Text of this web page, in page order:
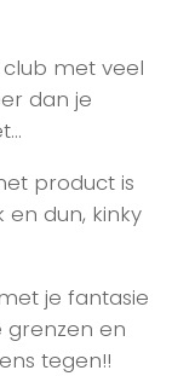
met veel
dan je
product is
en dun, kinky
je fantasie
en
tegen!!